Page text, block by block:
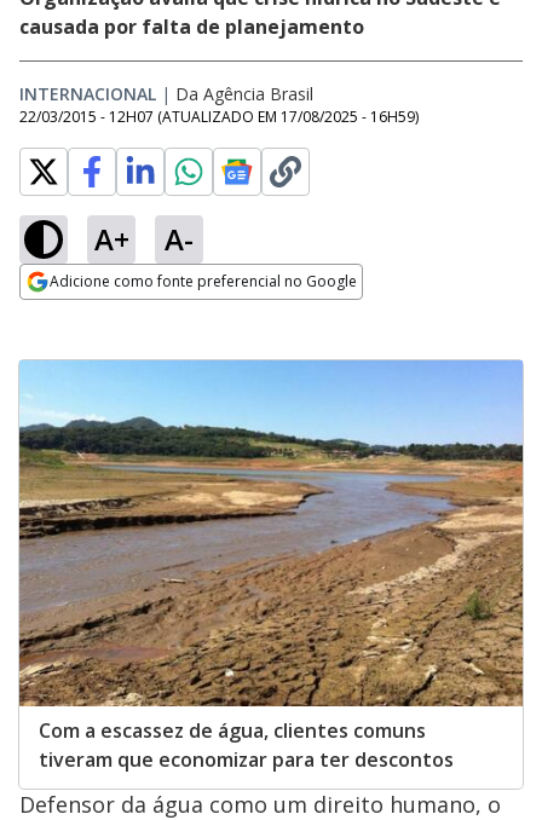
causada por falta de planejamento
INTERNACIONAL | Da Agência Brasil
22/03/2015 - 12H07 (ATUALIZADO EM 17/08/2025 - 16H59)
A+ A-
Adicione como fonte preferencial no Google
Com a escassez de água, clientes comuns
tiveram que economizar para ter descontos
Defensor da água como um direito humano, o